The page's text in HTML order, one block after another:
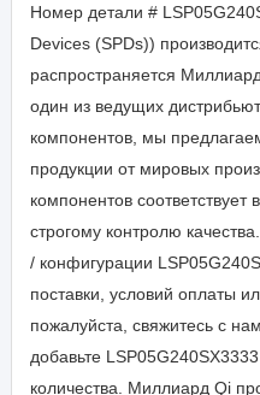
Номер детали #
Devices (SPDs))
распространяется
один из ведущих
компонентов, мы
продукции от мировых
компонентов
строгому контролю
/ конфигурации
поставки, условий оплаты
пожалуйста, свяжитесь с
добавьте
количества. Миллиард Qi